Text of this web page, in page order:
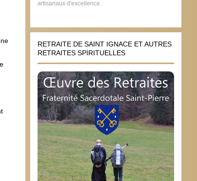
artisanaux d'excellence.
RETRAITE DE SAINT IGNACE ET AUTRES
RETRAITES SPIRITUELLES